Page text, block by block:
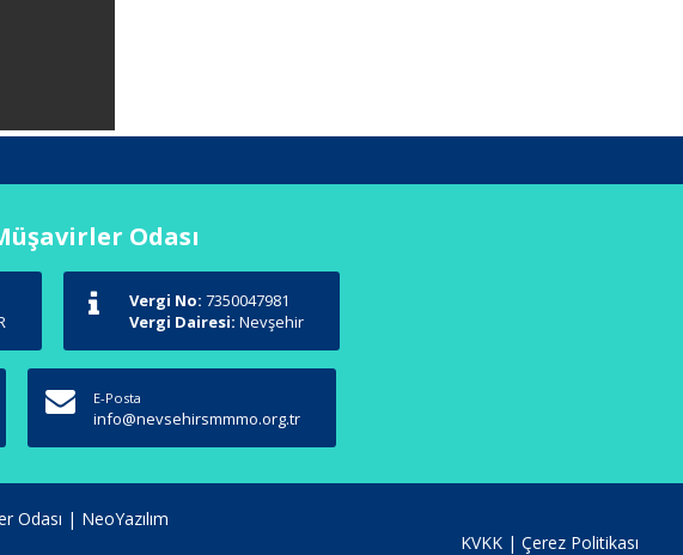
Odası
Vergi No: 7350047981
Vergi Dairesi: Nevşehir
E-Posta
info@nevsehirsmmmo.org.tr
Odası | NeoYazılım
KVKK | Çerez Politikası